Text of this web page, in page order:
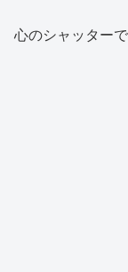
心のシャッター